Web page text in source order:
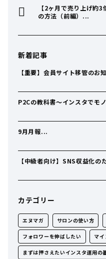
【2ヶ月で売り上げ約
の方法（前編）...
新着記事
【重要】会員サイト移管のお
P2Cの教科書〜インスタでモ
9月月報...
【中級者向け】SNS収益化
カテゴリー
エヌマガ サロンの使い方
フォロワーを伸ばしたい マ
まずは押さえたいインスタ運用の